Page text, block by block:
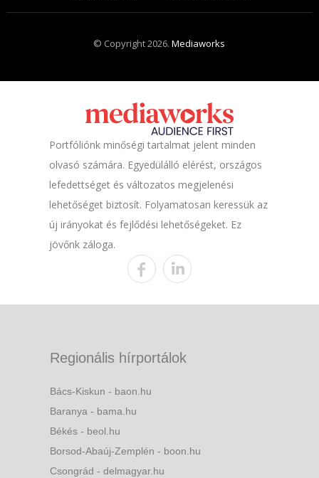
© Copyright 2026.Mediaworks
Portfóliónk minőségi tartalmat jelent minden
olvasó számára. Egyedülálló elérést, országos
lefedettséget és változatos megjelenési
lehetőséget biztosít. Folyamatosan keressük az
új irányokat és fejlődési lehetőségeket. Ez
jövőnk záloga.
Regionális hírportálok
Bács-Kiskun - baon.hu
Baranya - bama.hu
Békés - beol.hu
Borsod-Abaúj-Zemplén - boon.hu
Csongrád - delmagyar.hu